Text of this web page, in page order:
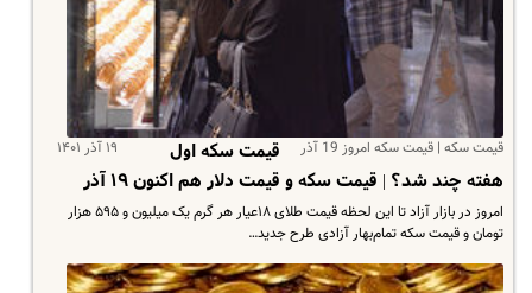
قیمت سکه | قیمت سکه امروز 19 آذر ۱۹ آذر ۱۴۰۱
قیمت سکه اول
هفته چند شد؟ | قیمت سکه و قیمت دلار هم اکنون ۱۹ آذر
امروز در بازار آزاد تا این لحظه قیمت طلای ۱۸عیار هر گرم یک میلیون و ۵۹۵ هزار
تومان و قیمت سکه تمام‌بهار آزادی طرح جدید…